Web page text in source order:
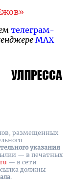
телеграм-
MAX
размещенных
указания
— в печатных
— в сети
должны
.